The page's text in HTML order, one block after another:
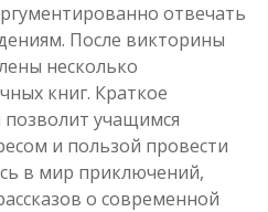
отвечать
После викторины
несколько
книг. Краткое
учащимся
и пользой провести
в мир приключений,
о современной